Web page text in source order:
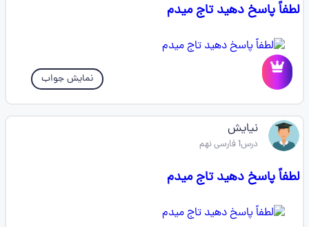
لطفاً پاسخ دهید تاج میدم
نمایش جواب
نیایش
درس1 فارسی نهم
لطفاً پاسخ دهید تاج میدم